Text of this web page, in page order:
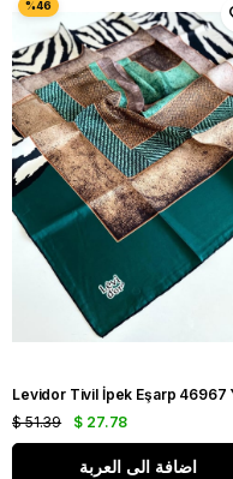
$ 27.78
$ 51.39
اضافة الى العربة